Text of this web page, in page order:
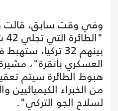
وفي وقت سابق، قالت
بينهم 32
العسكري بأنقرة"،
هبوط الطائرة سيتم
من الخبراء الكيميائيين
لسلاح الجو التركي".